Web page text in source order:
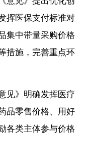
挥医保支付标准对
集中带量采购价格
措施，完善重点环
见》明确发挥医疗
品零售价格、用好
各类主体参与价格